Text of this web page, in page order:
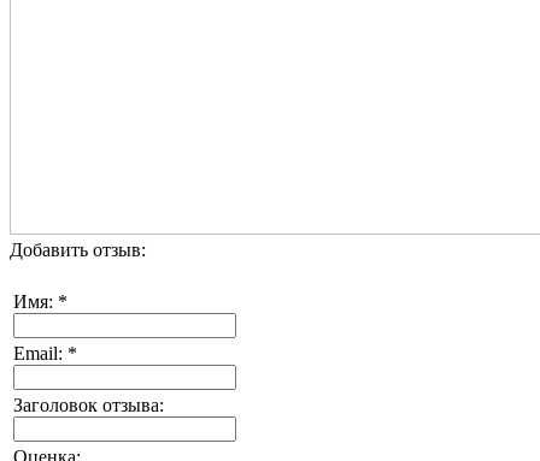
Добавить отзыв:
Имя: *
Email: *
Заголовок отзыва: